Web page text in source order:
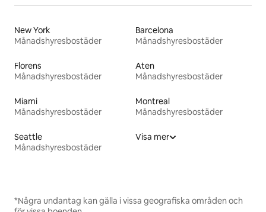
New York
Månadshyresbostäder
Barcelona
Månadshyresbostäder
Florens
Månadshyresbostäder
Aten
Månadshyresbostäder
Miami
Månadshyresbostäder
Montreal
Månadshyresbostäder
Seattle
Månadshyresbostäder
Visa mer
*Några undantag kan gälla i vissa geografiska områden och